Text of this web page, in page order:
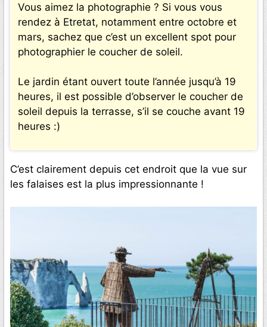
Vous aimez la photographie ? Si vous vous
rendez à Etretat, notamment entre octobre et
mars, sachez que c’est un excellent spot pour
photographier le coucher de soleil.
Le jardin étant ouvert toute l’année jusqu’à 19
heures, il est possible d’observer le coucher de
soleil depuis la terrasse, s’il se couche avant 19
heures :)
C’est clairement depuis cet endroit que la vue sur
les falaises est la plus impressionnante !